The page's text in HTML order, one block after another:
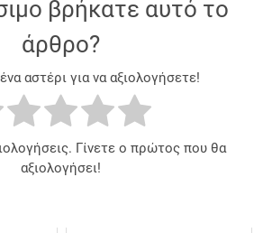
βρήκατε αυτό το
άρθρο?
αστέρι για να αξιολογήσετε!
Γίνετε ο πρώτος που θα
αξιολογήσει!